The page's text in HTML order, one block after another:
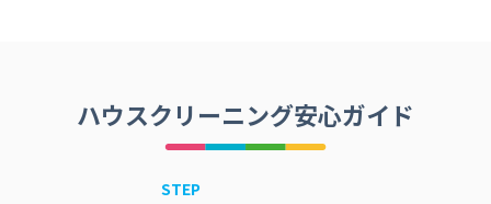
ハウスクリーニング安心ガイド
STEP